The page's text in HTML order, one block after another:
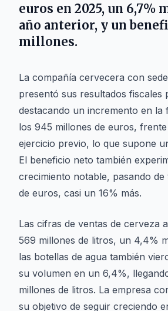
euros en 2025, un 6,7%
año anterior, y un
millones.
La compañía cervecera con
presentó sus resultados fiscales
destacando un incremento en la
los 945 millones de euros,
ejercicio previo, lo que supone
El beneficio neto también
crecimiento notable, pasando de
de euros, casi un 16% más.
Las cifras de ventas de cerveza
569 millones de litros, un 4,4%
las botellas de agua también
su volumen en un 6,4%,
millones de litros. La empresa
su objetivo de seguir creciendo